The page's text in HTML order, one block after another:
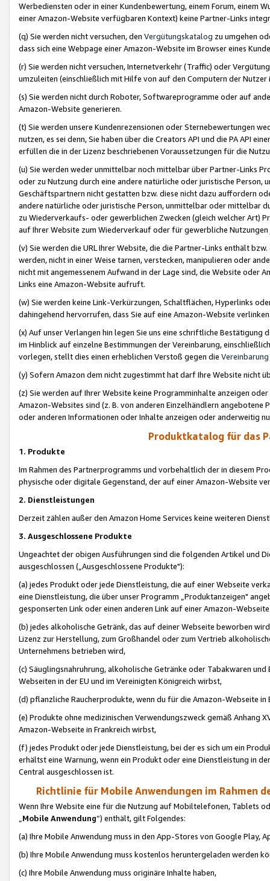
Werbediensten oder in einer Kundenbewertung, einem Forum, einem
einer Amazon-Website verfügbaren Kontext) keine Partner-Links
(q) Sie werden nicht versuchen, den Vergütungskatalog zu umgehen
dass sich eine Webpage einer Amazon-Website im Browser eines
(r) Sie werden nicht versuchen, Internetverkehr (Traffic) oder
umzuleiten (einschließlich mit Hilfe von auf den Computern der
(s) Sie werden nicht durch Roboter, Softwareprogramme oder auf
Amazon-Website generieren.
(t) Sie werden unsere Kundenrezensionen oder Sternebewertungen
nutzen, es sei denn, Sie haben über die Creators API und die PA API
erfüllen die in der Lizenz beschriebenen Voraussetzungen für die
(u) Sie werden weder unmittelbar noch mittelbar über Partner-Links
oder zu Nutzung durch eine andere natürliche oder juristische
Geschäftspartnern nicht gestatten bzw. diese nicht dazu auffordern
andere natürliche oder juristische Person, unmittelbar oder mittelbar
zu Wiederverkaufs- oder gewerblichen Zwecken (gleich welcher Art)
auf Ihrer Website zum Wiederverkauf oder für gewerbliche
(v) Sie werden die URL Ihrer Website, die die Partner-Links enthält
werden, nicht in einer Weise tarnen, verstecken, manipulieren oder
nicht mit angemessenem Aufwand in der Lage sind, die Website oder
Links eine Amazon-Website aufruft.
(w) Sie werden keine Link-Verkürzungen, Schaltflächen, Hyperlinks
dahingehend hervorrufen, dass Sie auf eine Amazon-Website
(x) Auf unser Verlangen hin legen Sie uns eine schriftliche
im Hinblick auf einzelne Bestimmungen der Vereinbarung,
vorlegen, stellt dies einen erheblichen Verstoß gegen die Vereinbarung
(y) Sofern Amazon dem nicht zugestimmt hat darf Ihre Website nicht
(z) Sie werden auf Ihrer Website keine Programminhalte anzeigen
Amazon-Websites sind (z. B. von anderen Einzelhändlern
oder anderen Informationen oder Inhalte anzeigen oder anderweitig
Produktkatalog für das
1. Produkte
Im Rahmen des Partnerprogramms und vorbehaltlich der in diesem
physische oder digitale Gegenstand, der auf einer Amazon-Website
2. Dienstleistungen
Derzeit zählen außer den Amazon Home Services keine weiteren
3. Ausgeschlossene Produkte
Ungeachtet der obigen Ausführungen sind die folgenden Artikel und
ausgeschlossen („Ausgeschlossene Produkte"):
(a) jedes Produkt oder jede Dienstleistung, die auf einer Webseite
eine Dienstleistung, die über unser Programm „Produktanzeigen"
gesponserten Link oder einen anderen Link auf einer Amazon-
(b) jedes alkoholische Getränk, das auf deiner Webseite beworben
Lizenz zur Herstellung, zum Großhandel oder zum Vertrieb
Unternehmens betrieben wird,
(c) Säuglingsnahruhrung, alkoholische Getränke oder Tabakwaren
Webseiten in der EU und im Vereinigten Königreich wirbst,
(d) pflanzliche Raucherprodukte, wenn du für die Amazon-Webseite in
(e) Produkte ohne medizinischen Verwendungszweck gemäß Anhang
Amazon-Webseite in Frankreich wirbst,
(f) jedes Produkt oder jede Dienstleistung, bei der es sich um ein
erhältst eine Warnung, wenn ein Produkt oder eine Dienstleistung in
Central ausgeschlossen ist.
Richtlinie für Mobile Anwendungen im Rahmen
Wenn Ihre Website eine für die Nutzung auf Mobiltelefonen, Tablets
„Mobile Anwendung“) enthält, gilt Folgendes:
(a) Ihre Mobile Anwendung muss in den App-Stores von Google Play,
(b) Ihre Mobile Anwendung muss kostenlos heruntergeladen werden
(c) Ihre Mobile Anwendung muss originäre Inhalte haben,